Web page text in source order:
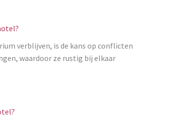
verblijven, is de kans op conflicten
waardoor ze rustig bij elkaar